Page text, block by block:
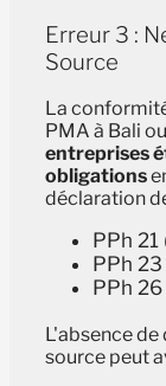
Erreur 3 :
Source
La
PMA à Bali
entreprises
obligations
déclaration
PPh
PPh
PPh
L'absence
source peut